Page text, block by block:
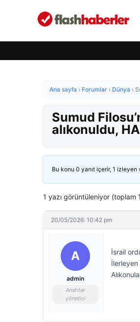
Ana sayfa › Forumlar › Dünya ›
Sumud
alıkonuldu,
Bu konu 0 yanıt içerir, 1 izleyen
1 yazı görüntüleniyor (toplam
20/05/2026: 10:42 pm
A
admin
Anahtar
yönetici
İsrail